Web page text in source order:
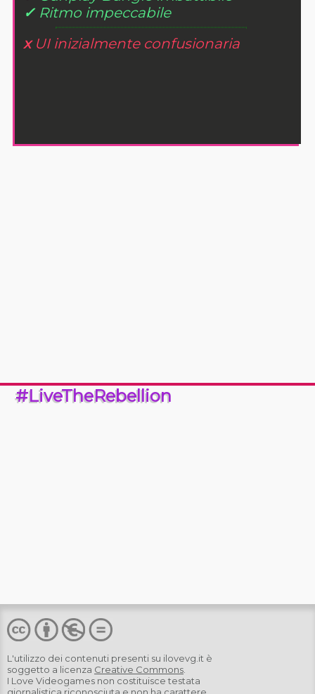
✓ Ritmo impeccabile
x UI inizialmente confusionaria
#LiveTheRebellion
L'utilizzo dei contenuti presenti su ilovevg.it è
soggetto a licenza Creative Commons.
I Love Videogames non costituisce testata